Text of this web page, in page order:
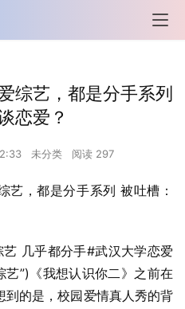
综艺，都是分手系列
恋爱？
未分类 阅读 297
艺，都是分手系列 被吐槽：
几乎都分手#武汉大学恋爱
”)《我想认识你二》之前在
到的是，校园爱情真人秀的背